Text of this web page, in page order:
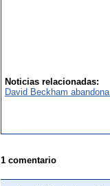
Noticias relacionadas:
David Beckham
1 comentario